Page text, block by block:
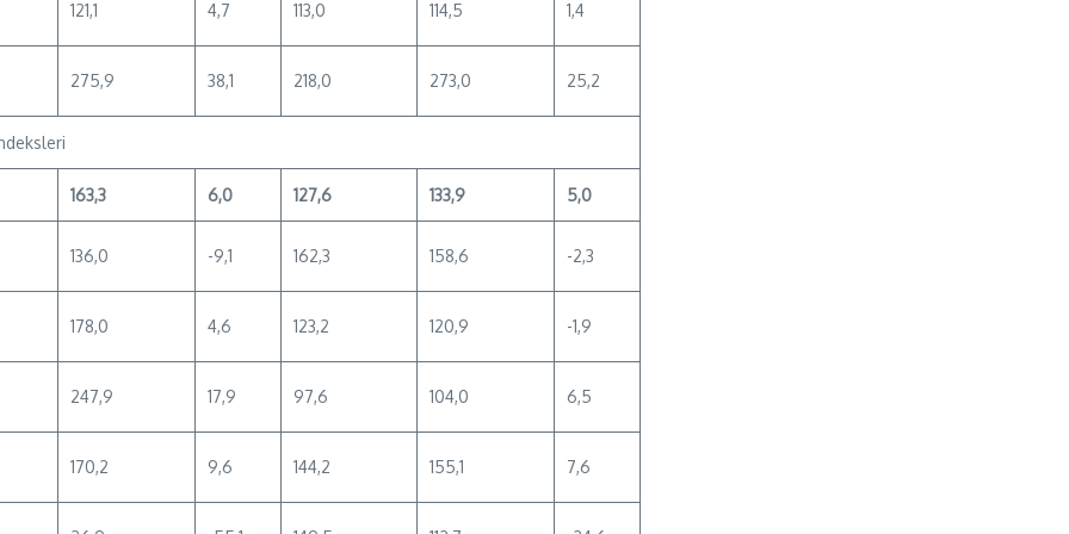
121,1 4,7 113,0 114,5 1,4
275,9 38,1 218,0 273,0 25,2
163,3 6,0 127,6 133,9 5,0
136,0 -9,1 162,3 158,6 -2,3
178,0 4,6 123,2 120,9 -1,9
247,9 17,9 97,6 104,0 6,5
170,2 9,6 144,2 155,1 7,6